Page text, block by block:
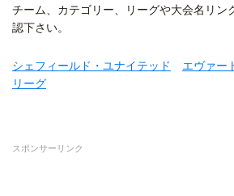
チーム、カテゴリー、リーグや大会名リン
認下さい。
シェフィールド・ユナイテッド エヴァー
リーグ
スポンサーリンク